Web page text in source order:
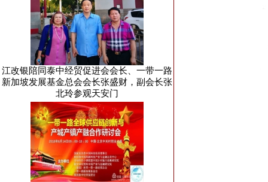
江改银陪同泰中经贸促进会会长、一带一路
新加坡发展基金总会会长张盛财，副会长张
北玲参观天安门